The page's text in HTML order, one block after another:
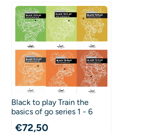
Black to play Train the
basics of go series 1 - 6
€72,50